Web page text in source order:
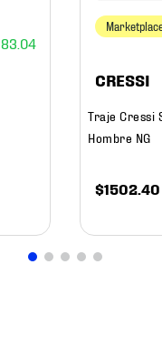
04
CRESSI
Traje Cressi
Hombre NG
$1502 40